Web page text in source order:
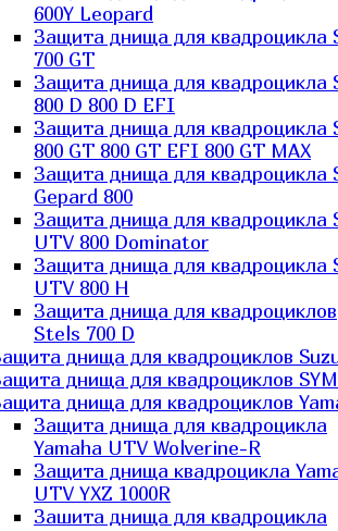
600Y Leopard
Защита днища для квадроцикла
700 GT
Защита днища для квадроцикла
800 D 800 D EFI
Защита днища для квадроцикла
800 GT 800 GT EFI 800 GT MAX
Защита днища для квадроцикла
Gepard 800
Защита днища для квадроцикла
UTV 800 Dominator
Защита днища для квадроцикла
UTV 800 H
Защита днища для квадроциклов
Stels 700 D
днища для квадроциклов
днища для квадроциклов SYM
днища для квадроциклов
Защита днища для квадроцикла
Yamaha UTV Wolverine-R
Защита днища квадроцикла
UTV YXZ 1000R
Зашита днища для квадроцикла